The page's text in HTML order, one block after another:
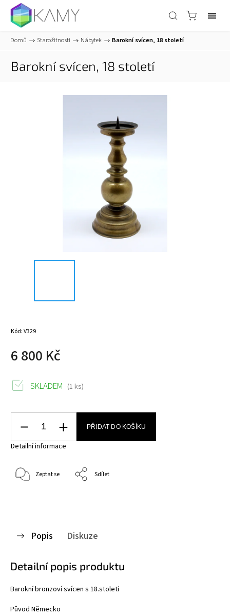
Domů / Starožitnosti / Nábytek / Barokní svícen, 18 století
Barokní svícen, 18 století
Kód:V329
6 800 Kč
SKLADEM (1 ks)
PŘIDAT DO KOŠÍKU
Detailní informace
Zeptat se Sdílet
Popis Diskuze
Detailní popis produktu
Barokní bronzoví svícen s 18.stoleti
Původ Německo